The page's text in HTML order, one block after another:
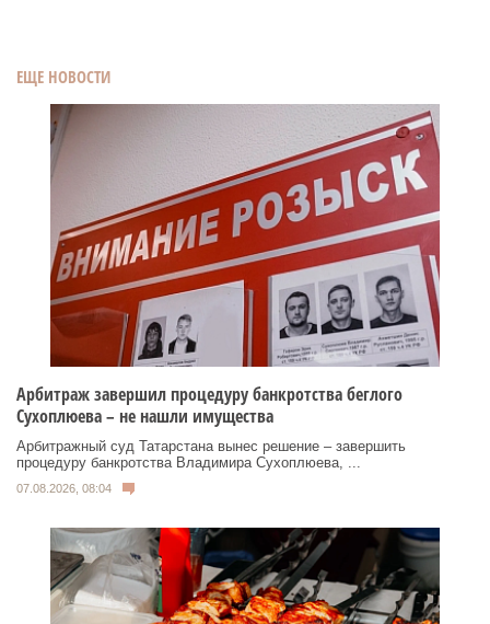
ЕЩЕ НОВОСТИ
Арбитраж завершил процедуру банкротства беглого
Сухоплюева – не нашли имущества
Арбитражный суд Татарстана вынес решение – завершить
процедуру банкротства Владимира Сухоплюева, ...
07.08.2026, 08:04